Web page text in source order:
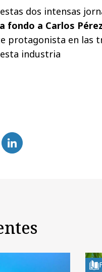
dos intensas
fondo a Carlos
protagonista en las
industria